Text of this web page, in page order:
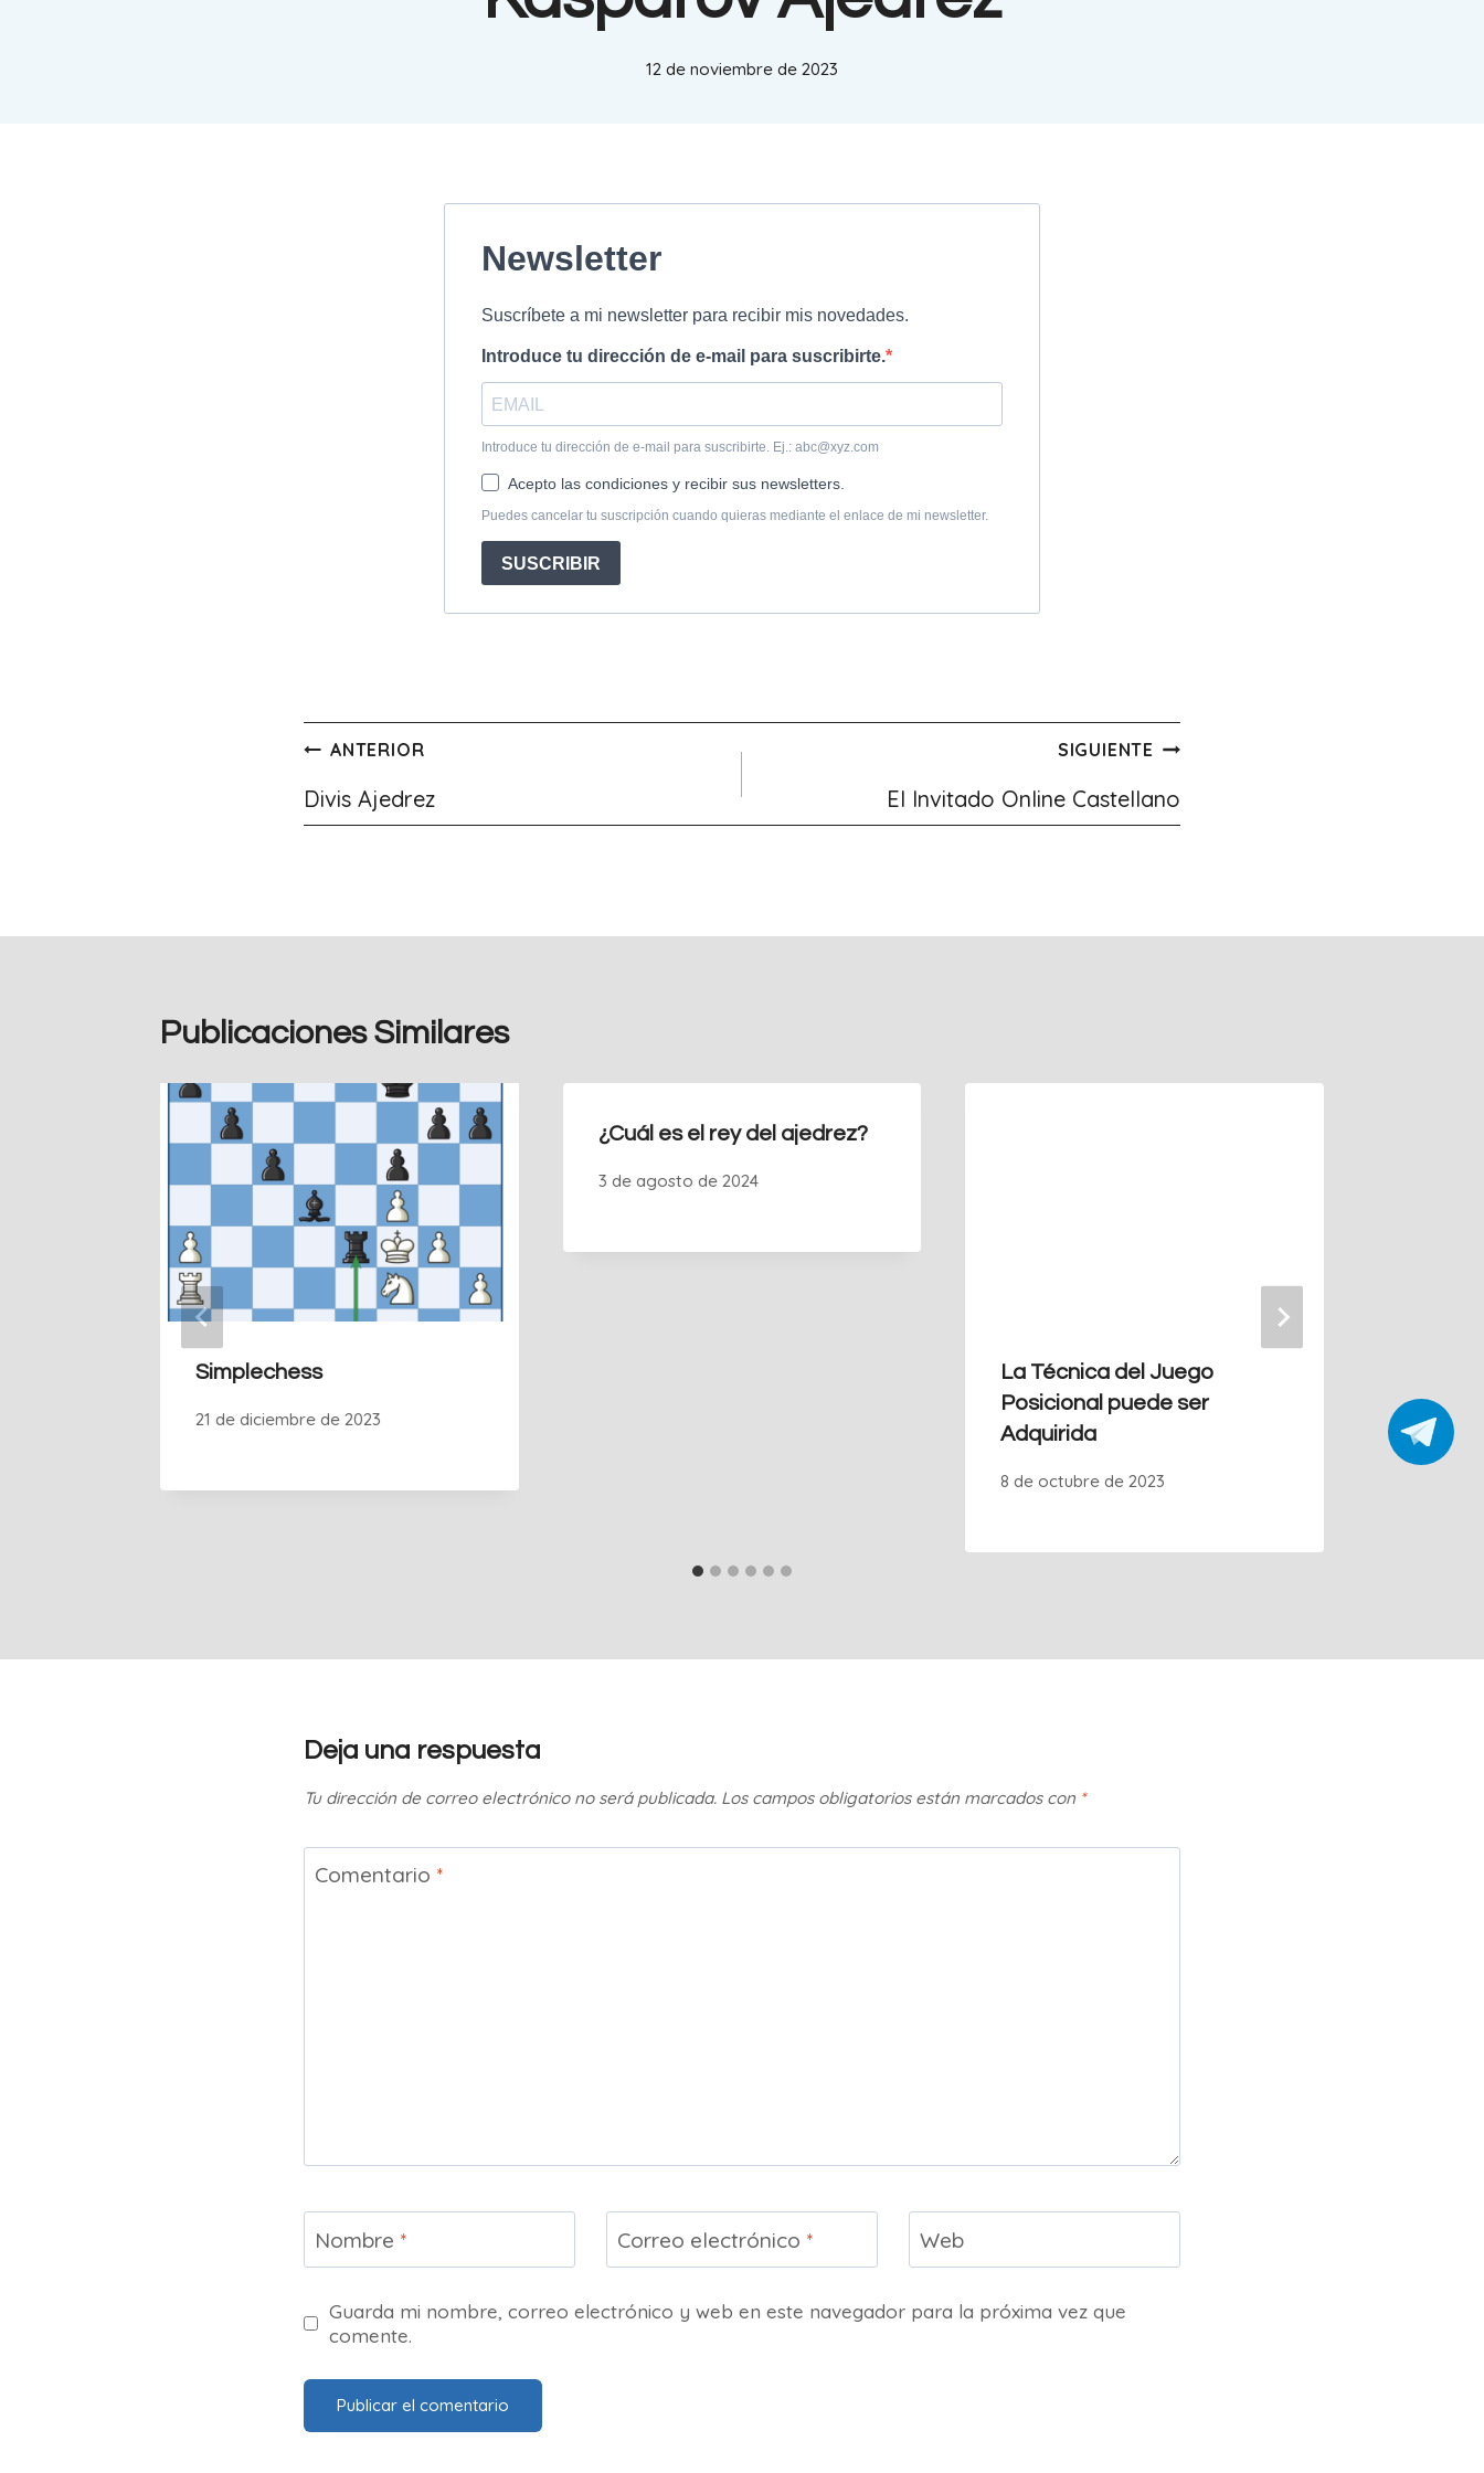
12 de noviembre de 2023
Navegación
de
ANTERIOR
Divis Ajedrez
SIGUIENTE
El Invitado Online Castellano
Publicaciones Similares
Simplechess
21 de diciembre de 2023
¿Cuál es el rey del ajedrez?
3 de agosto de 2024
La Técnica del Juego
Posicional puede ser
Adquirida
8 de octubre de 2023
Deja una respuesta
Tu dirección de correo electrónico no será publicada. Los campos obligatorios están marcados con *
Comentario *
Nombre * Correo electrónico * Web
Guarda mi nombre, correo electrónico y web en este navegador para la próxima vez que
comente.